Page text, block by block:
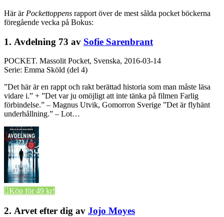
Här är Pockettoppens rapport över de mest sålda pocket böckerna
föregående vecka på Bokus:
1. Avdelning 73 av Sofie Sarenbrant
POCKET. Massolit Pocket, Svenska, 2016-03-14
Serie: Emma Sköld (del 4)
”Det här är en rappt och rakt berättad historia som man måste läsa
vidare i.” + ”Det var ju omöjligt att inte tänka på filmen Farlig
förbindelse.” – Magnus Utvik, Gomorron Sverige ”Det är flyhänt
underhållning.” – Lot…
Köp för 49 kr!
2. Arvet efter dig av Jojo Moyes